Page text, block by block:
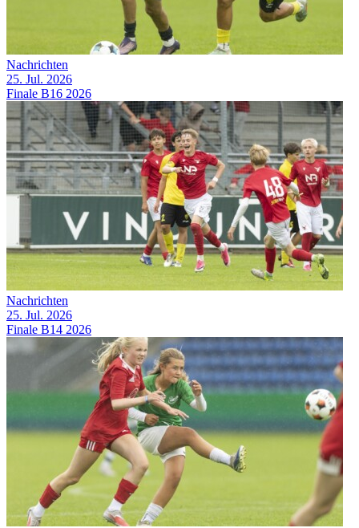
Nachrichten
25. Jul. 2026
Finale B16 2026
Nachrichten
25. Jul. 2026
Finale B14 2026